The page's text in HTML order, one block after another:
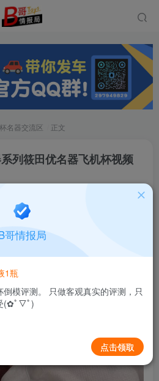
名器交流区 正文
列筱田优名器飞机杯视频
阅读
私信
田优名器
哥情报局
1瓶
模评测。 只做客观真实的评测，只
(✿ﾟ▽ﾟ)
点击领取